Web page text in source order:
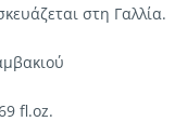
στη Γαλλία.
fl.oz.